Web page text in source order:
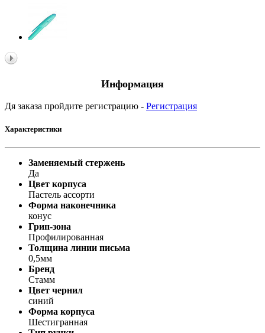
Информация
Дя заказа пройдите регистрацию - Регистрация
Характеристики
Заменяемый стержень
Да
Цвет корпуса
Пастель ассорти
Форма наконечника
конус
Грип-зона
Профилированная
Толщина линии письма
0,5мм
Бренд
Стамм
Цвет чернил
синий
Форма корпуса
Шестигранная